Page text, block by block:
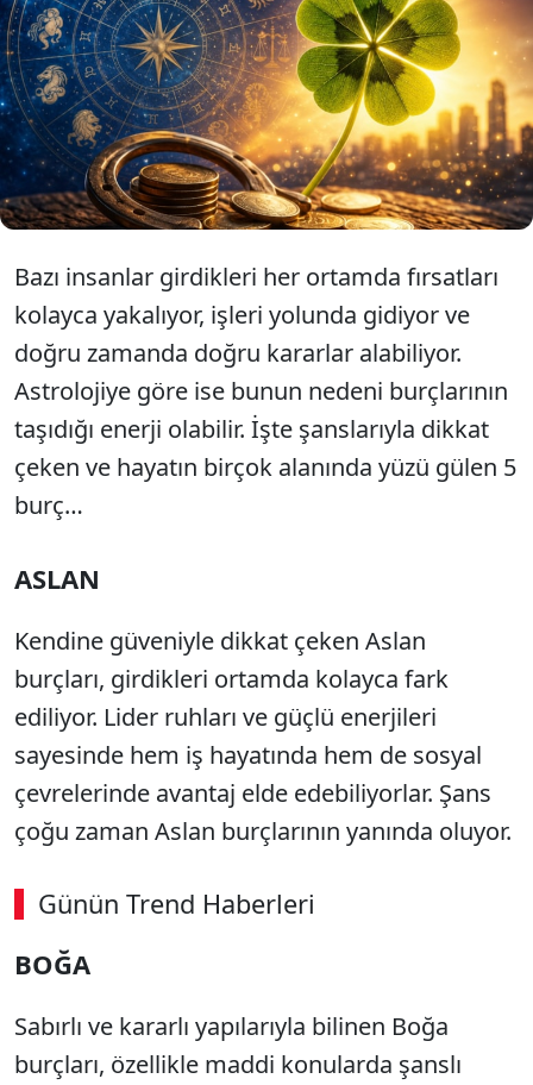
Astrolojiye ilgi duyanların en çok merak ettiği
konular arasında şanslı burçlar yer alıyor.
Astrologlara göre bazı burçlar, doğuştan
gelen enerjileri sayesinde fırsatları daha
kolay yakalayabiliyor.
Bazı insanlar girdikleri her ortamda fırsatları
kolayca yakalıyor, işleri yolunda gidiyor ve
doğru zamanda doğru kararlar alabiliyor.
Astrolojiye göre ise bunun nedeni burçlarının
taşıdığı enerji olabilir. İşte şanslarıyla dikkat
çeken ve hayatın birçok alanında yüzü gülen 5
burç…
ASLAN
Kendine güveniyle dikkat çeken Aslan
burçları, girdikleri ortamda kolayca fark
ediliyor. Lider ruhları ve güçlü enerjileri
sayesinde hem iş hayatında hem de sosyal
çevrelerinde avantaj elde edebiliyorlar. Şans
çoğu zaman Aslan burçlarının yanında oluyor.
Günün Trend Haberleri
BOĞA
Sabırlı ve kararlı yapılarıyla bilinen Boğa
burçları, özellikle maddi konularda şanslı